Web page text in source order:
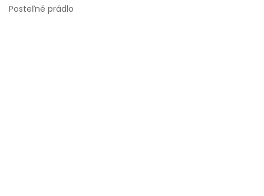
Posteľné prádlo